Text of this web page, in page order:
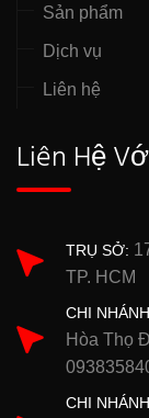
Sản phẩm
Dịch vụ
Liên hệ
Liên Hệ
TRỤ SỞ:
TP. HCM
CHI
Hòa Thọ
CHI